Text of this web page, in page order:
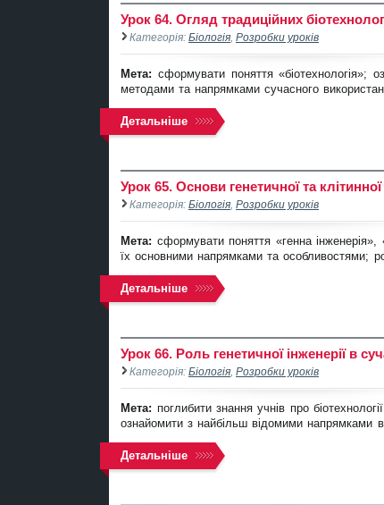
Урок 64. Огляд традиційних
Категорія: Біологія Розробки уроків
Мета: сформувати поняття «біотехнологія»;
методами та напрямками сучасного
Детальніше
Урок 65. Основи генетичної та клітинної
Категорія: Біологія Розробки уроків
Мета: сформувати поняття «генна інженерія»,
їх основними напрямками та особливостями;
Детальніше
Урок 66. Роль генетичної інженерії в
Категорія: Біологія Розробки уроків
Мета: поглибити знання учнів про
ознайомити з найбільш відомими напрямками
Детальніше